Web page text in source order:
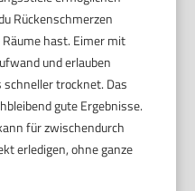
Rückenschmerzen
hast. Eimer mit
und erlauben
trocknet. Das
gute Ergebnisse.
für zwischendurch
erledigen, ohne ganze